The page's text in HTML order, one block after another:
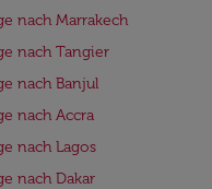
nach Marrakech
nach Tangier
nach Banjul
nach Accra
nach Lagos
nach Dakar